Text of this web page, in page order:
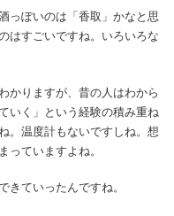
っぽいのは「香取」かなと思
はすごいですね。いろいろな
かりますが、昔の人はわから
いく」という経験の積み重ね
。温度計もないですしね。想
っていますよね。
きていったんですね。